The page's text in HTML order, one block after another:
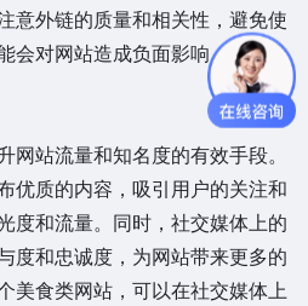
意外链的质量和相关性，避免使
会对网站造成负面影响，甚至导
站流量和知名度的有效手段。
优质的内容，吸引用户的关注和
度和流量。同时，社交媒体上的
度和忠诚度，为网站带来更多的
美食类网站，可以在社交媒体上